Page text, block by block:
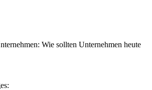
Wie sollten Unternehmen heute